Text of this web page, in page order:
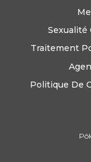
Sexualité
Traitement
Politique De